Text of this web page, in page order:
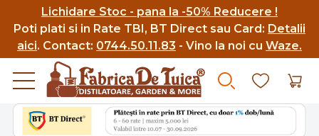
Lichidare Stoc - pana la -50% Reducere !
Poti plati si in Rate TBI, BT Direct sau Card: Detalii
aici. Contact: 0744.50.11.83 - Vino la noi cu Waze.